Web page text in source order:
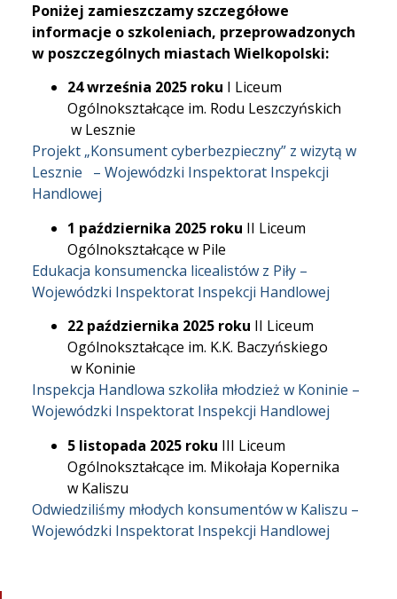
Poniżej zamieszczamy szczegółowe
informacje o szkoleniach, przeprowadzonych
w poszczególnych miastach Wielkopolski:
24 września 2025 roku I Liceum
Ogólnokształcące im. Rodu Leszczyńskich
w Lesznie
Projekt „Konsument cyberbezpieczny” z wizytą w
Lesznie – Wojewódzki Inspektorat Inspekcji
Handlowej
1 października 2025 roku II Liceum
Ogólnokształcące w Pile
Edukacja konsumencka licealistów z Piły –
Wojewódzki Inspektorat Inspekcji Handlowej
22 października 2025 roku II Liceum
Ogólnokształcące im. K.K. Baczyńskiego
w Koninie
Inspekcja Handlowa szkoliła młodzież w Koninie –
Wojewódzki Inspektorat Inspekcji Handlowej
5 listopada 2025 roku III Liceum
Ogólnokształcące im. Mikołaja Kopernika
w Kaliszu
Odwiedziliśmy młodych konsumentów w Kaliszu –
Wojewódzki Inspektorat Inspekcji Handlowej